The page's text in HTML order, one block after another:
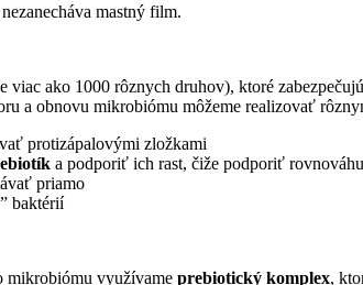
mastný film.
viac ako 1000 rôznych druhov), ktoré
a obnovu mikrobiómu môžeme realizovať
protizápalovými zložkami
a podporiť ich rast, čiže podporiť rovnováhu
priamo
baktérií
mikrobiómu využívame prebiotický komplex,